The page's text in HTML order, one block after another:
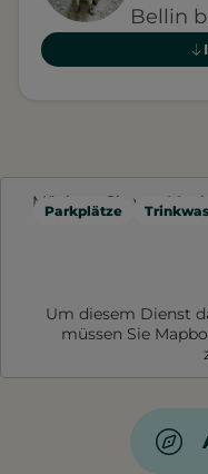
Bellin
Parkplätze
Möchten Sie von
Um diesem Dienst
müssen Sie